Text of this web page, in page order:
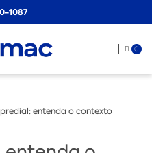
1087
0
entenda o contexto